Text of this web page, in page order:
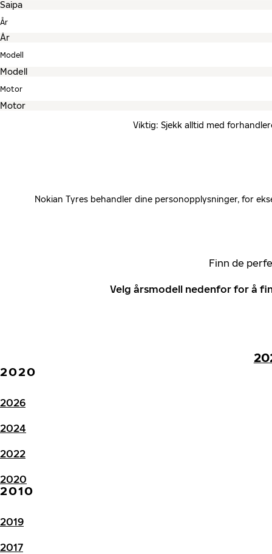
År
Modell
Motor
Viktig: Sjekk alltid med
Nokian Tyres behandler dine personopplysninger, for
Finn de
Velg årsmodell nedenfor for å
2020
2026
2024
2022
2020
2010
2019
2017